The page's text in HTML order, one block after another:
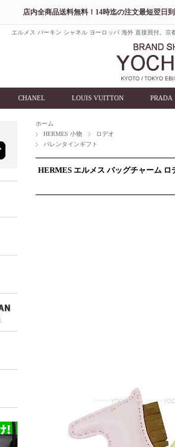
店内全商品送料無料！14時迄の注文最短翌日
エルメス バーキン シャネル ヨーロッパ 海外 直接買付。
CHANEL LOUIS VUITTON PRADA
ホーム
HERMES 小物
ロデオ
バレンタインギフト
HERMES エルメス バッグチャーム